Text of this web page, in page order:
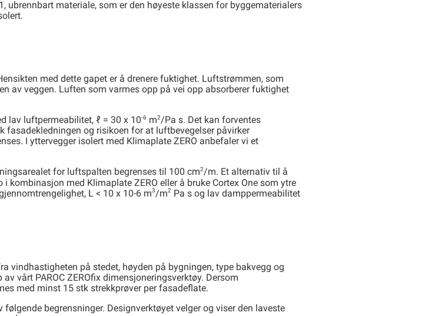
ubrennbart materiale, som er den høyeste klassen for byggematerialers
med dette gapet er å drenere fuktighet. Luftstrømmen, som
av veggen. Luften som varmes opp på vei opp absorberer fuktighet
lav luftpermeabilitet, ℓ = 30 x 10-6 m2/Pa s. Det kan forventes
fasadekledningen og risikoen for at luftbevegelser påvirker
I yttervegger isolert med Klimaplate ZERO anbefaler vi et
for luftspalten begrenses til 100 cm2/m. Et alternativ til å
i kombinasjon med Klimaplate ZERO eller å bruke Cortex One som ytre
L < 10 x 10-6 m3/m2 Pa s og lav damppermeabilitet
vindhastigheten på stedet, høyden på bygningen, type bakvegg og
vårt PAROC ZEROfix dimensjoneringsverktøy. Dersom
med minst 15 stk strekkprøver per fasadeflate.
begrensninger. Designverktøyet velger og viser den laveste